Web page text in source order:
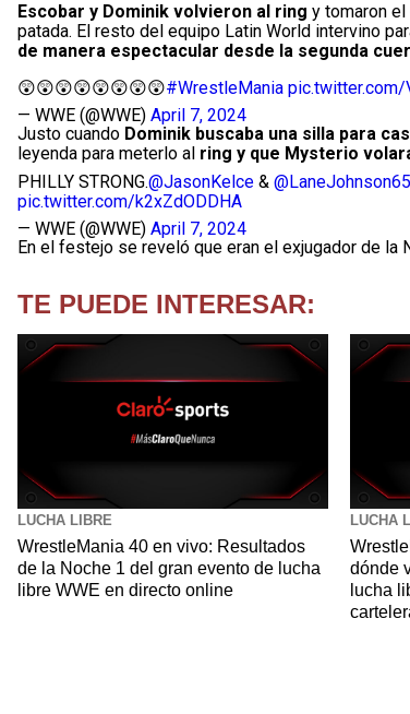
Escobar y Dominik volvieron al ring y tomaron
patada. El resto del equipo Latin World intervino
de manera espectacular desde la segunda
😲😲😲😲😲😲😲😲#WrestleMania
— WWE (@WWE) April 7, 2024
Justo cuando Dominik buscaba una silla para
leyenda para meterlo al ring y que Mysterio
PHILLY STRONG.@JasonKelce & @LaneJohnson65
pic.twitter.com/k2xZdODDHA
— WWE (@WWE) April 7, 2024
En el festejo se reveló que eran el exjugador de la
TE PUEDE INTERESAR:
LUCHA LIBRE
WrestleMania 40 en vivo: Resultados
de la Noche 1 del gran evento de lucha
libre WWE en directo online
LUCHA
dónde
lucha